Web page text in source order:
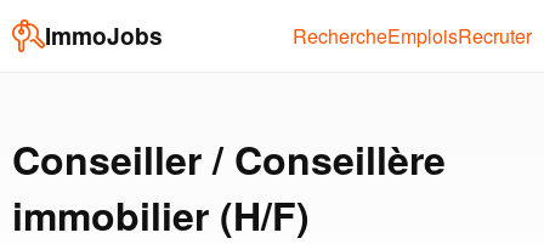
ImmoJobs RechercheEmploisRecruter
Conseiller / Conseillère
immobilier (H/F)